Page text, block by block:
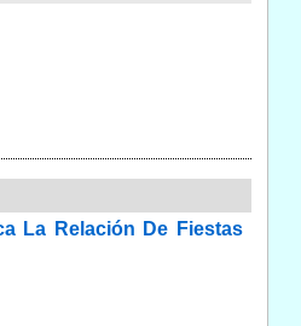
La Relación De Fiestas